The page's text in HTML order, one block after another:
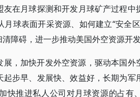
在月球探测和开发月球矿产过程
球表面开采资源、如何建立“安全
障碍，进一步推动美国外空资源开发
，加快开发外空资源，驱动本国外
步早、发展快、效益好，长期为军
快推进私人公司对月球资源的占有